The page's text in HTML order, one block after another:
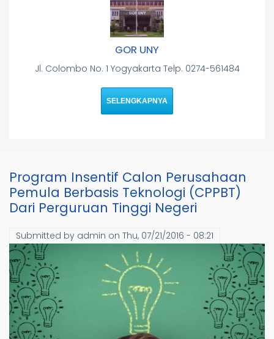
GOR UNY
Jl. Colombo No. 1 Yogyakarta Telp. 0274-561484
SELENGKAPNYA
Program Insentif Calon Perusahaan
Pemula Berbasis Teknologi (CPPBT)
Dari Perguruan Tinggi Negeri
Submitted by admin on Thu, 07/21/2016 - 08:21